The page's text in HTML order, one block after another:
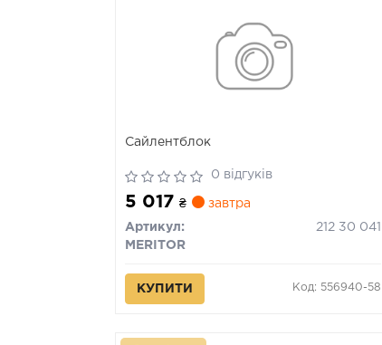
Сайлентблок
0 відгуків
5 017 ₴ завтра
Артикул:
212 30 041
MERITOR
КУПИТИ Код: 556940-58